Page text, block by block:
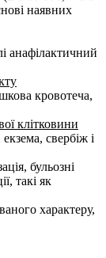
наявних
анафілактичний
кровотеча,
клітковини
екзема, свербіж і
бульозні
такі як
характеру,